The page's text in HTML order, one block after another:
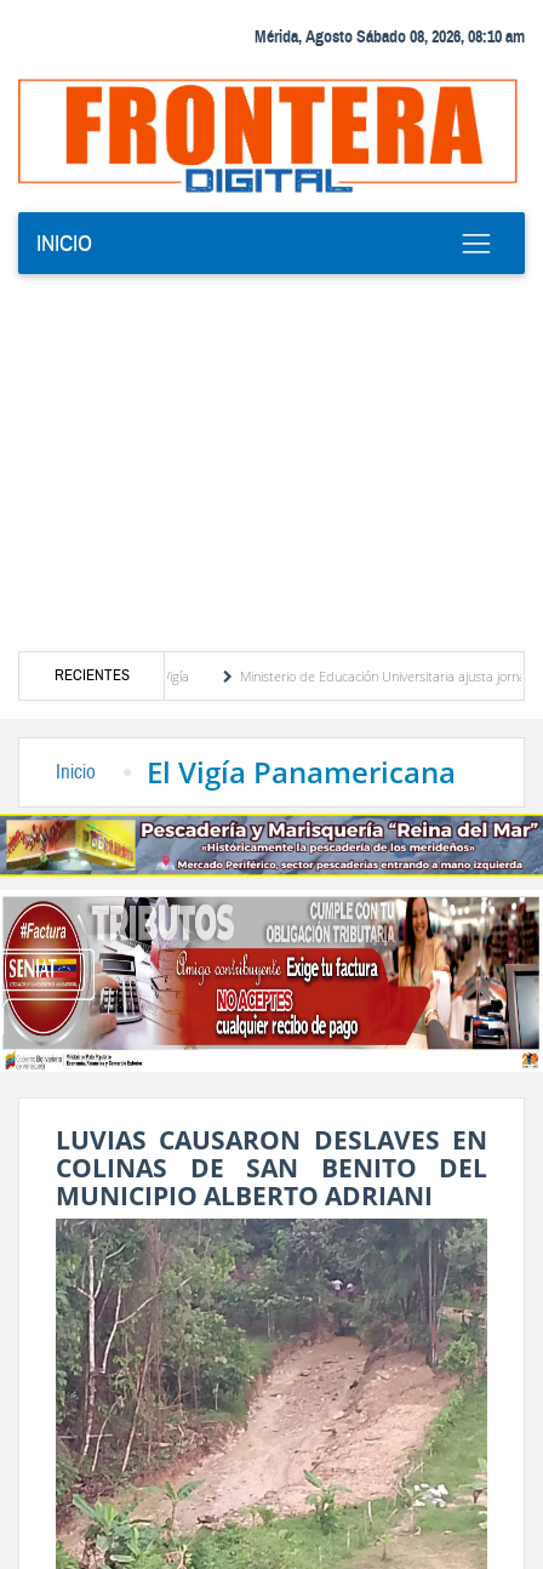
Mérida, Agosto Sábado 08, 2026, 08:10 am
INICIO
RECIENTES
de Danza en El Vigía
Ministerio de Educación Universitaria ajusta jornada
Inicio El Vigía Panamericana
LUVIAS CAUSARON DESLAVES EN
COLINAS DE SAN BENITO DEL
MUNICIPIO ALBERTO ADRIANI